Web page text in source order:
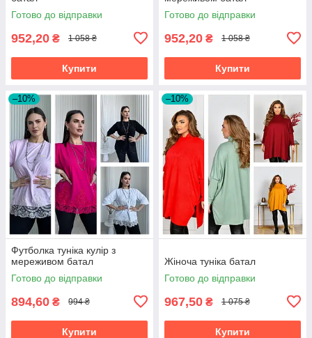
Готово до відправки
952,20 ₴ 1 058 ₴
Купити
Готово до відправки
952,20 ₴ 1 058 ₴
Купити
–10%
Футболка туніка кулір з
мереживом батал
Готово до відправки
894,60 ₴ 994 ₴
Купити
–10%
Жіноча туніка батал
Готово до відправки
967,50 ₴ 1 075 ₴
Купити